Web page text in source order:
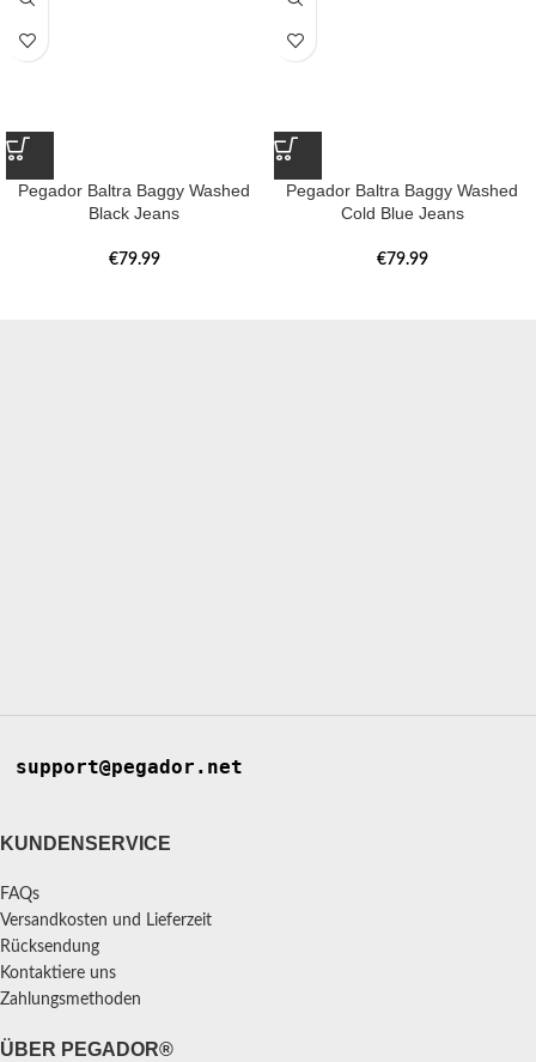
Pegador Baltra Baggy Washed
Black Jeans
€79.99
Pegador Baltra Baggy Washed
Cold Blue Jeans
€79.99
support@pegador.net
KUNDENSERVICE
FAQs
Versandkosten und Lieferzeit
Rücksendung
Kontaktiere uns
Zahlungsmethoden
ÜBER PEGADOR®